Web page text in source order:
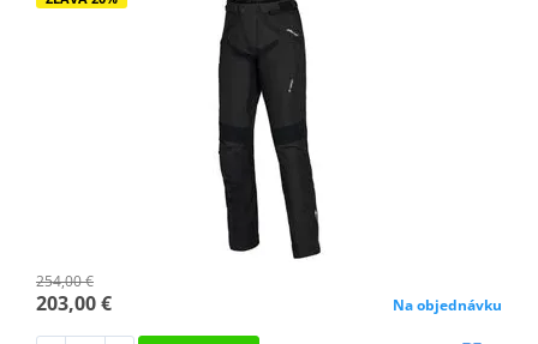
254,00 €
203,00 € Na objednávku